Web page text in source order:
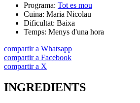
Programa: Tot es mou
Cuina: Maria Nicolau
Dificultat: Baixa
Temps: Menys d'una hora
compartir a Whatsapp
compartir a Facebook
compartir a X
INGREDIENTS